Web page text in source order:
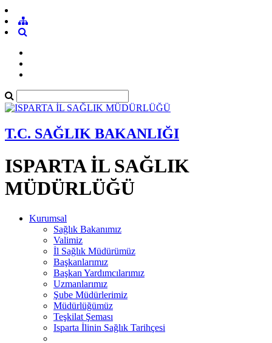
T.C. SAĞLIK BAKANLIĞI
ISPARTA İL SAĞLIK
MÜDÜRLÜĞÜ
Kurumsal
Sağlık Bakanımız
Valimiz
İl Sağlık Müdürümüz
Başkanlarımız
Başkan Yardımcılarımız
Uzmanlarımız
Şube Müdürlerimiz
Müdürlüğümüz
Teşkilat Şeması
Isparta İlinin Sağlık Tarihçesi